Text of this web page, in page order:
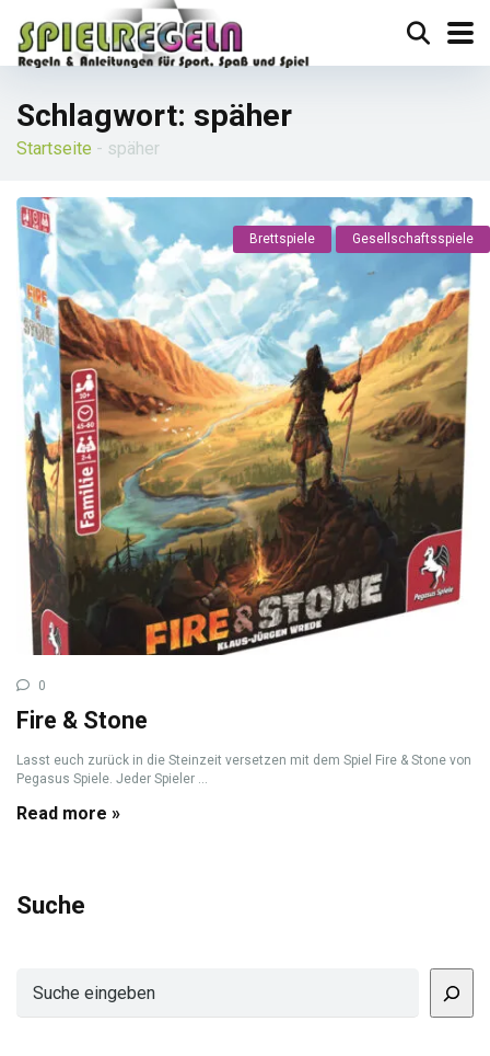
Schlagwort: späher
Startseite - späher
Brettspiele Gesellschaftsspiele
0
Fire & Stone
Lasst euch zurück in die Steinzeit versetzen mit dem Spiel Fire & Stone von
Pegasus Spiele. Jeder Spieler ...
Read more »
Suche